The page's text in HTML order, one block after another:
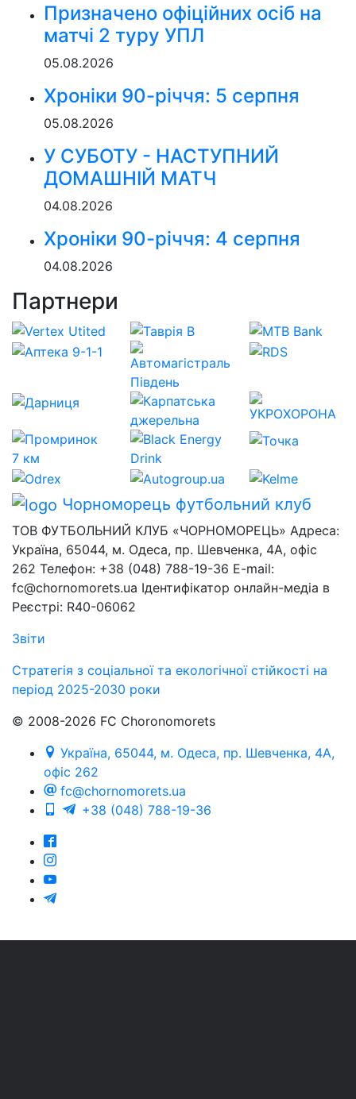
Призначено офіційних осіб на
матчі 2 туру УПЛ
05.08.2026
Хроніки 90-річчя: 5 серпня
05.08.2026
У СУБОТУ - НАСТУПНИЙ
ДОМАШНІЙ МАТЧ
04.08.2026
Хроніки 90-річчя: 4 серпня
04.08.2026
Партнери
Чорноморець футбольний клуб
ТОВ ФУТБОЛЬНИЙ КЛУБ «ЧОРНОМОРЕЦЬ» Адреса:
Україна, 65044, м. Одеса, пр. Шевченка, 4А, офіс
262 Телефон: +38 (048) 788-19-36 E-mail:
fc@chornomorets.ua Ідентифікатор онлайн-медіа в
Реєстрі: R40-06062
Звіти
Стратегія з соціальної та екологічної стійкості на
період 2025-2030 роки
© 2008-2026 FC Choronomorets
Україна, 65044, м. Одеса, пр. Шевченка, 4А,
офіс 262
fc@chornomorets.ua
+38 (048) 788-19-36